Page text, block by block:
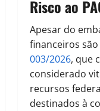
Risco ao
Apesar do
financeiros
003/2026, que
considerado
recursos
destinados à